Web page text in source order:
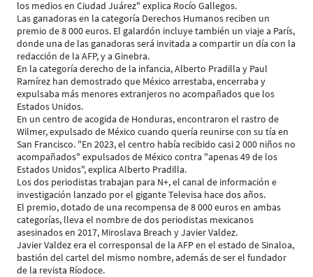
los medios en Ciudad Juárez" explica Rocío Gallegos.
Las ganadoras en la categoría Derechos Humanos reciben un
premio de 8 000 euros. El galardón incluye también un viaje a París,
donde una de las ganadoras será invitada a compartir un día con la
redacción de la AFP, y a Ginebra.
En la categoría derecho de la infancia, Alberto Pradilla y Paul
Ramírez han demostrado que México arrestaba, encerraba y
expulsaba más menores extranjeros no acompañados que los
Estados Unidos.
En un centro de acogida de Honduras, encontraron el rastro de
Wilmer, expulsado de México cuando quería reunirse con su tía en
San Francisco. "En 2023, el centro había recibido casi 2 000 niños no
acompañados" expulsados de México contra "apenas 49 de los
Estados Unidos", explica Alberto Pradilla.
Los dos periodistas trabajan para N+, el canal de información e
investigación lanzado por el gigante Televisa hace dos años.
El premio, dotado de una recompensa de 8 000 euros en ambas
categorías, lleva el nombre de dos periodistas mexicanos
asesinados en 2017, Miroslava Breach y Javier Valdez.
Javier Valdez era el corresponsal de la AFP en el estado de Sinaloa,
bastión del cartel del mismo nombre, además de ser el fundador
de la revista Ríodoce.